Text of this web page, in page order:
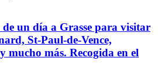
un día a Grasse para visitar
St-Paul-de-Vence,
mucho más. Recogida en el